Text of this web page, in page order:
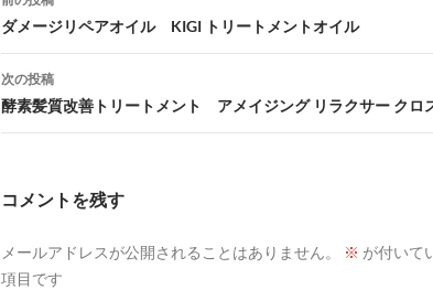
稿
ナ
ビ
ョ
ダメージリペアオイル KIGI トリートメントオイル
次の投稿
酵素髪質改善トリートメント アメイジング リラクサー クロ
コメントを残す
メールアドレスが公開されることはありません。 ※ が付いて
項目です